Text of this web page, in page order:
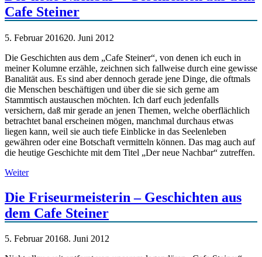
Cafe Steiner
5. Februar 201620. Juni 2012
Die Geschichten aus dem „Cafe Steiner“, von denen ich euch in
meiner Kolumne erzähle, zeichnen sich fallweise durch eine gewisse
Banalität aus. Es sind aber dennoch gerade jene Dinge, die oftmals
die Menschen beschäftigen und über die sie sich gerne am
Stammtisch austauschen möchten. Ich darf euch jedenfalls
versichern, daß mir gerade an jenen Themen, welche oberflächlich
betrachtet banal erscheinen mögen, manchmal durchaus etwas
liegen kann, weil sie auch tiefe Einblicke in das Seelenleben
gewähren oder eine Botschaft vermitteln können. Das mag auch auf
die heutige Geschichte mit dem Titel „Der neue Nachbar“ zutreffen.
Weiter
Die Friseurmeisterin – Geschichten aus
dem Cafe Steiner
5. Februar 20168. Juni 2012